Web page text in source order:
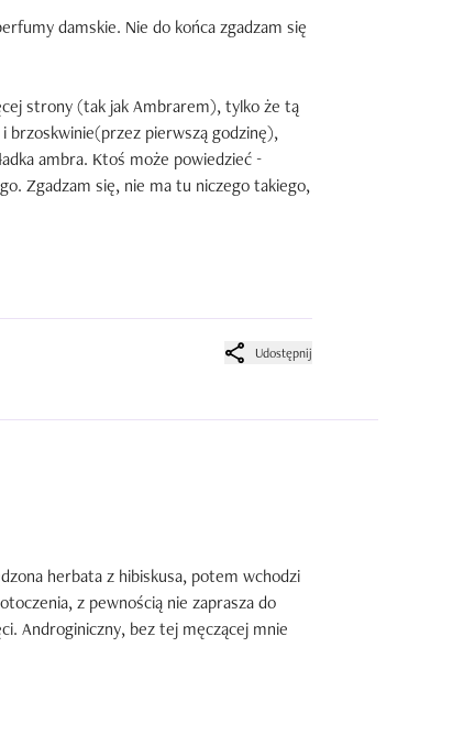
damskie. Nie do końca zgadzam się
strony (tak jak Ambrarem), tylko że tą
brzoskwinie(przez pierwszą godzinę),
ambra. Ktoś może powiedzieć -
Zgadzam się, nie ma tu niczego takiego,
i zastanawiam się nad nabyciem
Udostępnij
herbata z hibiskusa, potem wchodzi
z pewnością nie zaprasza do
Androginiczny, bez tej męczącej mnie